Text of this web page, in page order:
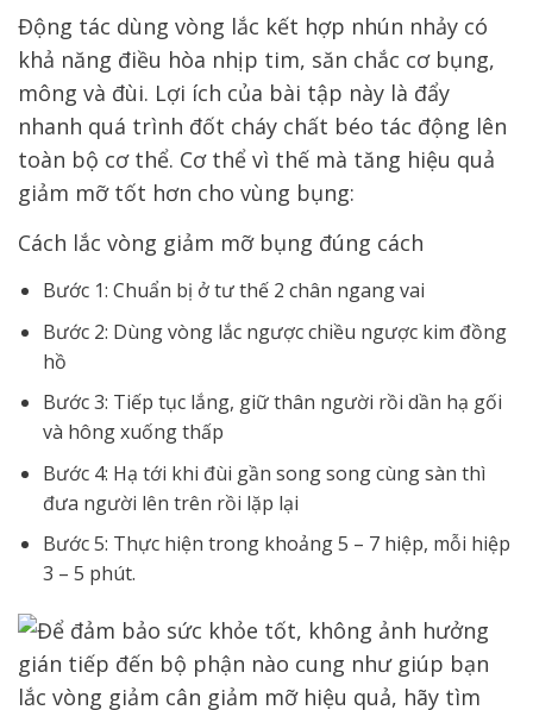
Động tác dùng vòng lắc kết hợp nhún nhảy có
khả năng điều hòa nhịp tim, săn chắc cơ bụng,
mông và đùi. Lợi ích của bài tập này là đẩy
nhanh quá trình đốt cháy chất béo tác động lên
toàn bộ cơ thể. Cơ thể vì thế mà tăng hiệu quả
giảm mỡ tốt hơn cho vùng bụng:
Cách lắc vòng giảm mỡ bụng đúng cách
Bước 1: Chuẩn bị ở tư thế 2 chân ngang vai
Bước 2: Dùng vòng lắc ngược chiều ngược kim đồng
hồ
Bước 3: Tiếp tục lắng, giữ thân người rồi dần hạ gối
và hông xuống thấp
Bước 4: Hạ tới khi đùi gần song song cùng sàn thì
đưa người lên trên rồi lặp lại
Bước 5: Thực hiện trong khoảng 5 – 7 hiệp, mỗi hiệp
3 – 5 phút.